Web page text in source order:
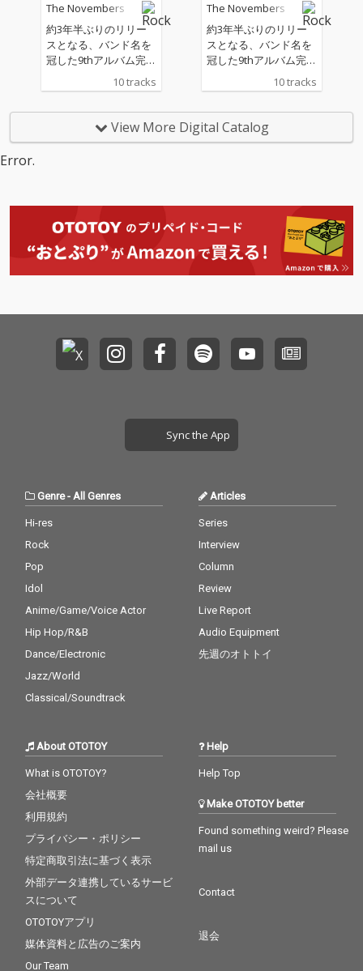
美がゲストボーカルと
して参加。
美がゲストボーカルと
して参加。
The Novembers
約3年半ぶりのリリー
スとなる、バンド名を
冠した9thアルバム完
成!今現在のThe Nove
mbersというバンドを
アルバム。「やはりロ
ックバンドはかっこい
10 tracks
The Novembers
約3年半ぶりのリリー
スとなる、バンド名を
冠した9thアルバム完
成!今現在のThe Nove
mbersというバンドを
アルバム。「やはりロ
ックバンドはかっこい
な想いが溢れ出す。
10 tracks
View More Digital Catalog
Error.
Sync the App
Genre-All Genres
Hi-res
Rock
Pop
Idol
Anime/Game/Voice Actor
Hip Hop/R&B
Dance/Electronic
Jazz/World
Classical/Soundtrack
Articles
Series
Interview
Column
Review
Live Report
Audio Equipment
先週のオトトイ
About OTOTOY
What is OTOTOY?
会社概要
利用規約
プライバシー・ポリシー
特定商取引法に基づく表示
外部データ連携しているサービ
スについて
OTOTOYアプリ
媒体資料と広告のご案内
Our Team
Help
Help Top
Make OTOTOY better
Found something weird? Please
mail us
Contact
退会